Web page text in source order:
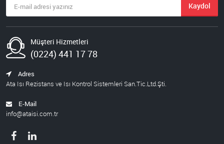
Kaydol
Müşteri Hizmetleri
(0224) 441 17 78
Adres
Ata Isı Rezistans ve Isı Kontrol Sistemleri San.Tic.Ltd.Şti.
E-Mail
info@ataisi.com.tr